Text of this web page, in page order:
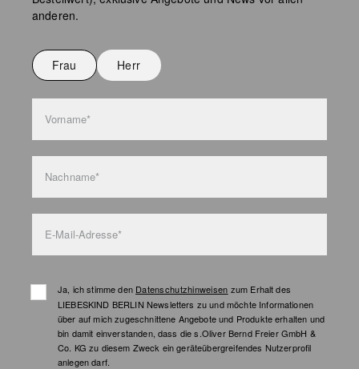
Keine chemische Reinigung möglich
Nicht waschen
anderen.
Frau Herr
Vorname*
Nachname*
E-Mail-Adresse*
Ja, ich stimme den Datenschutzhinweisen zum Erhalt des
LIEBESKIND BERLIN Newsletters zu und möchte Informationen
über auf mich zugeschnittene Angebote und Produkte erhalten und
bin damit einverstanden, dass die s.Oliver Bernd Freier GmbH &
Co. KG zu diesem Zweck ein geräteübergreifendes Nutzerprofil
anlegen darf.